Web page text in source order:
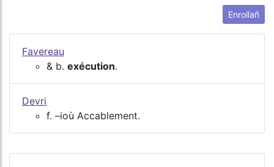
Enrollañ
Favereau
& b. exécution.
Devri
f. –ioù Accablement.